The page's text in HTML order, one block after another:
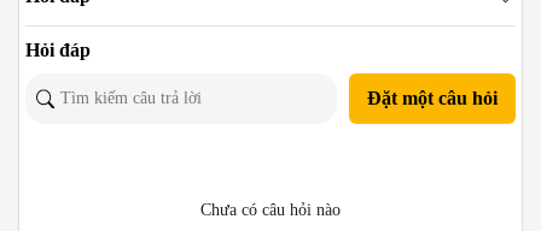
Hỏi đáp
Đặt một câu hỏi
Chưa có câu hỏi nào